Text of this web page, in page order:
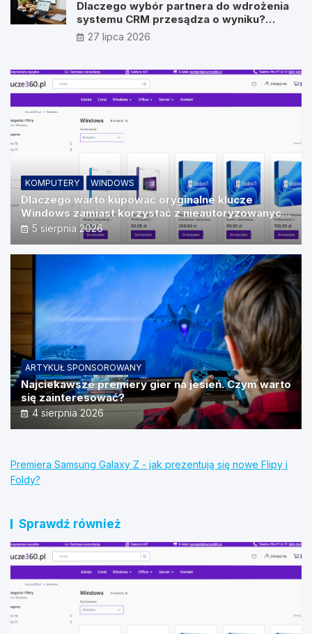
Dlaczego wybór partnera do wdrożenia
systemu CRM przesądza o wyniku?
Wywiad z Pawłem Prymakowskim, CEO IT
Vision
27 lipca 2026
KOMPUTERY WINDOWS
Dlaczego warto kupować oryginalne klucze
Windows zamiast korzystać z nieautoryzowanych
źródeł?
5 sierpnia 2026
ARTYKUŁ SPONSOROWANY
Najciekawsze premiery gier na jesień. Czym warto
się zainteresować?
4 sierpnia 2026
Premiera Samsung Galaxy Z - jak prezentują się nowe Flipy i
Foldy?
Sprawdź również